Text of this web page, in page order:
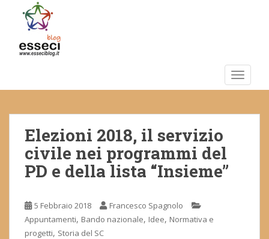
m
Elezioni 2018, il servizio
civile nei programmi del
PD e della lista “Insieme”
5 Febbraio 2018
Francesco Spagnolo
Appuntamenti, Bando nazionale, Idee, Normativa e
progetti, Storia del SC